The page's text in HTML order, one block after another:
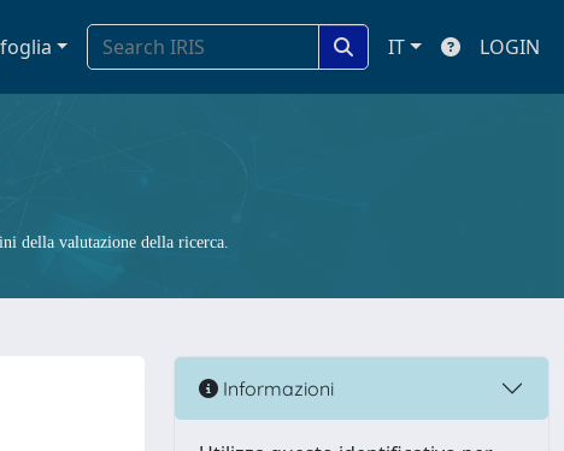
IT LOGIN
della valutazione della ricerca.
Informazioni